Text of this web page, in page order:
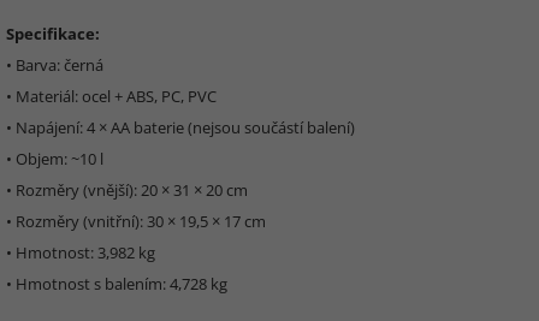
Specifikace:
• Barva: černá
• Materiál: ocel + ABS, PC, PVC
• Napájení: 4 × AA baterie (nejsou součástí balení)
• Objem: ~10 l
• Rozměry (vnější): 20 × 31 × 20 cm
• Rozměry (vnitřní): 30 × 19,5 × 17 cm
• Hmotnost: 3,982 kg
• Hmotnost s balením: 4,728 kg